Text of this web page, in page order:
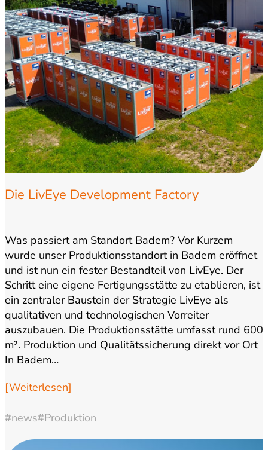
Die LivEye Development Factory
Was passiert am Standort Badem? Vor Kurzem
wurde unser Produktionsstandort in Badem eröffnet
und ist nun ein fester Bestandteil von LivEye. Der
Schritt eine eigene Fertigungsstätte zu etablieren, ist
ein zentraler Baustein der Strategie LivEye als
qualitativen und technologischen Vorreiter
auszubauen. Die Produktionsstätte umfasst rund 600
m². Produktion und Qualitätssicherung direkt vor Ort
In Badem…
[Weiterlesen]
#news#Produktion